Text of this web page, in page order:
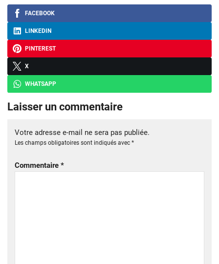
FACEBOOK
LINKEDIN
PINTEREST
X
WHATSAPP
Laisser un commentaire
Votre adresse e-mail ne sera pas publiée.
Les champs obligatoires sont indiqués avec *
Commentaire *